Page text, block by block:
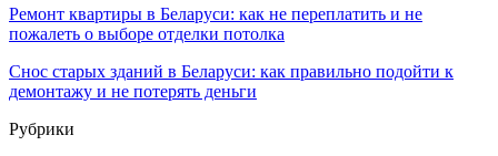
Ремонт квартиры в Беларуси: как не переплатить и не
пожалеть о выборе отделки потолка
Снос старых зданий в Беларуси: как правильно подойти к
демонтажу и не потерять деньги
Рубрики